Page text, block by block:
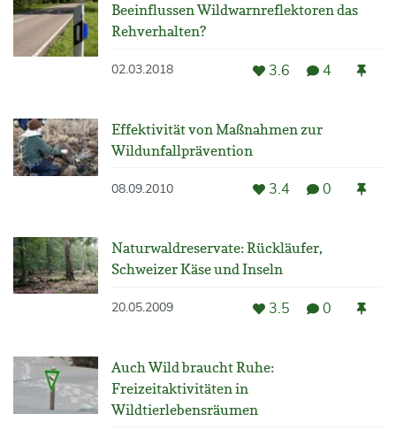
Beeinflussen Wildwarnreflektoren das
Rehverhalten?
02.03.2018 3.6 4
Effektivität von Maßnahmen zur
Wildunfallprävention
08.09.2010 3.4 0
Naturwaldreservate: Rückläufer,
Schweizer Käse und Inseln
20.05.2009 3.5 0
Auch Wild braucht Ruhe:
Freizeitaktivitäten in
Wildtierlebensräumen